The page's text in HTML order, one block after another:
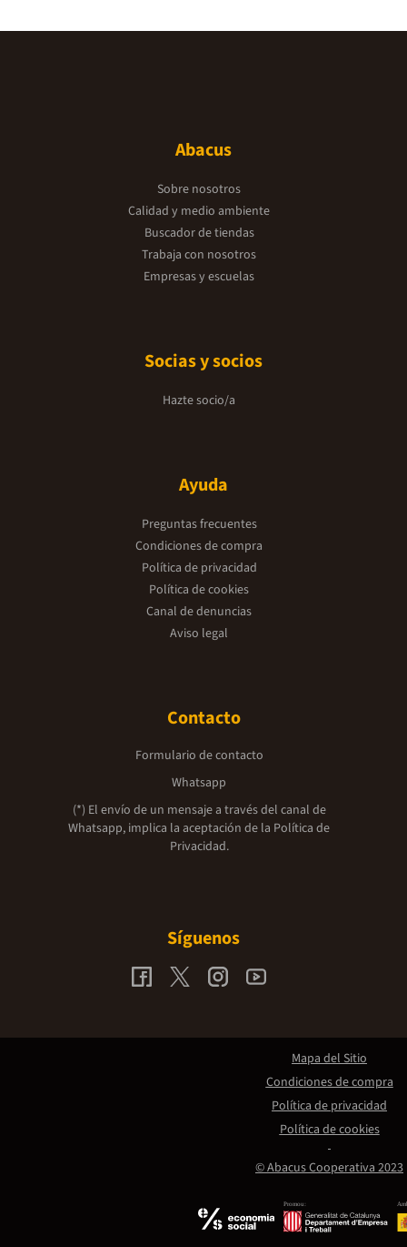
Abacus
Sobre nosotros
Calidad y medio ambiente
Buscador de tiendas
Trabaja con nosotros
Empresas y escuelas
Socias y socios
Hazte socio/a
Ayuda
Preguntas frecuentes
Condiciones de compra
Política de privacidad
Política de cookies
Canal de denuncias
Aviso legal
Contacto
Formulario de contacto
Whatsapp
(*) El envío de un mensaje a través del canal de
Whatsapp, implica la aceptación de la Política de
Privacidad.
Síguenos
Promou:
© Abacus Cooperativa 2023
Mapa del Sitio
Condiciones de compra
Política de privacidad
Política de cookies